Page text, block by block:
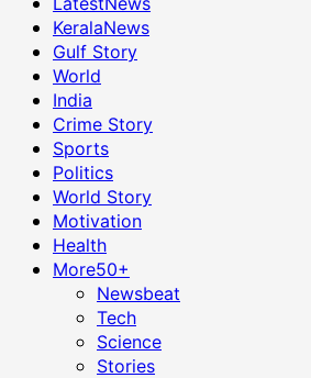
KeralaNews
Gulf Story
World
India
Crime Story
Sports
Politics
World Story
Motivation
Health
More50+
Newsbeat
Tech
Science
Stories